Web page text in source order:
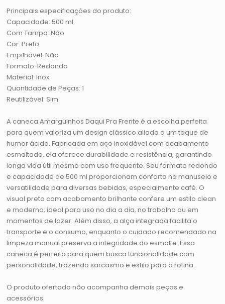
Principais especificações do produto:
Capacidade: 500 ml
Com Tampa: Não
Cor: Preto
Empilhável: Não
Formato: Redondo
Material: Inox
Quantidade de Peças: 1
Reutilizável: Sim
A caneca Amarguinhos Daqui Pra Frente é a escolha perfeita
para quem valoriza um design clássico aliado a um toque de
humor ácido. Fabricada em aço inoxidável com acabamento
esmaltado, ela oferece durabilidade e resistência, garantindo
longa vida útil mesmo com uso frequente. Seu formato redondo
e capacidade de 500 ml proporcionam conforto no manuseio e
versatilidade para diversas bebidas, especialmente café. O
visual preto com acabamento brilhante confere um estilo clean
e moderno, ideal para uso no dia a dia, no trabalho ou em
momentos de lazer. Além disso, a alça integrada facilita o
transporte e o consumo, enquanto o cuidado recomendado na
limpeza manual preserva a integridade do esmalte. Essa
caneca é perfeita para quem busca funcionalidade com
personalidade, trazendo sarcasmo e estilo para a rotina.
O produto ofertado não acompanha demais peças e
acessórios.